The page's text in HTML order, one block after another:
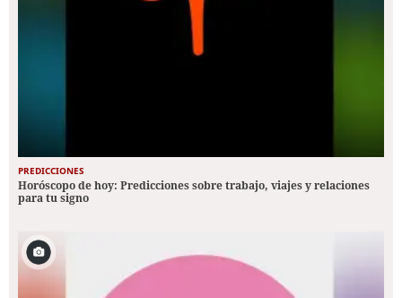
PREDICCIONES
Horóscopo de hoy: Predicciones sobre trabajo, viajes y relaciones
para tu signo